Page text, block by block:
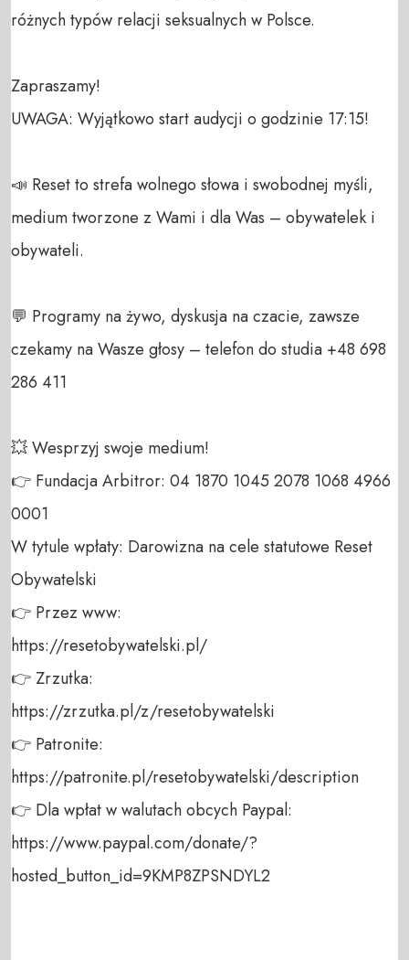
różnych typów relacji seksualnych w Polsce.
Zapraszamy!
UWAGA: Wyjątkowo start audycji o godzinie 17:15!
📣 Reset to strefa wolnego słowa i swobodnej myśli,
medium tworzone z Wami i dla Was – obywatelek i
obywateli.
💬 Programy na żywo, dyskusja na czacie, zawsze
czekamy na Wasze głosy – telefon do studia +48 698
286 411
💥 Wesprzyj swoje medium!
👉 Fundacja Arbitror: 04 1870 1045 2078 1068 4966
0001
W tytule wpłaty: Darowizna na cele statutowe Reset
Obywatelski
👉 Przez www:
https://resetobywatelski.pl/
👉 Zrzutka:
https://zrzutka.pl/z/resetobywatelski
👉 Patronite:
https://patronite.pl/resetobywatelski/description
👉 Dla wpłat w walutach obcych Paypal:
https://www.paypal.com/donate/?
hosted_button_id=9KMP8ZPSNDYL2